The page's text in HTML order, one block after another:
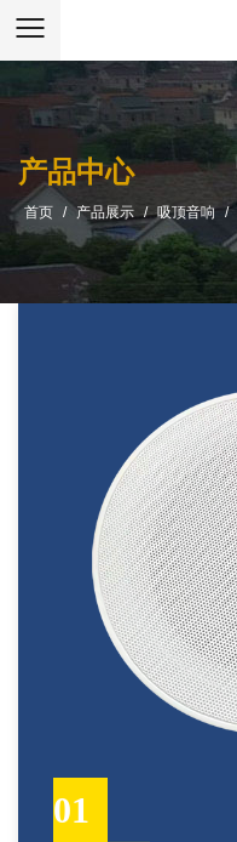
产品中心
首页 / 产品展示 / 吸顶音响 /
01